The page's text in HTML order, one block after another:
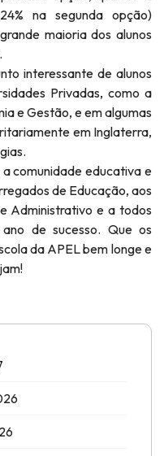
na segunda opção)
maioria dos alunos
interessante de alunos
Privadas, como a
e Gestão, e em algumas
em Inglaterra,
comunidade educativa e
de Educação, aos
Administrativo e a todos
de sucesso. Que os
da APEL bem longe e